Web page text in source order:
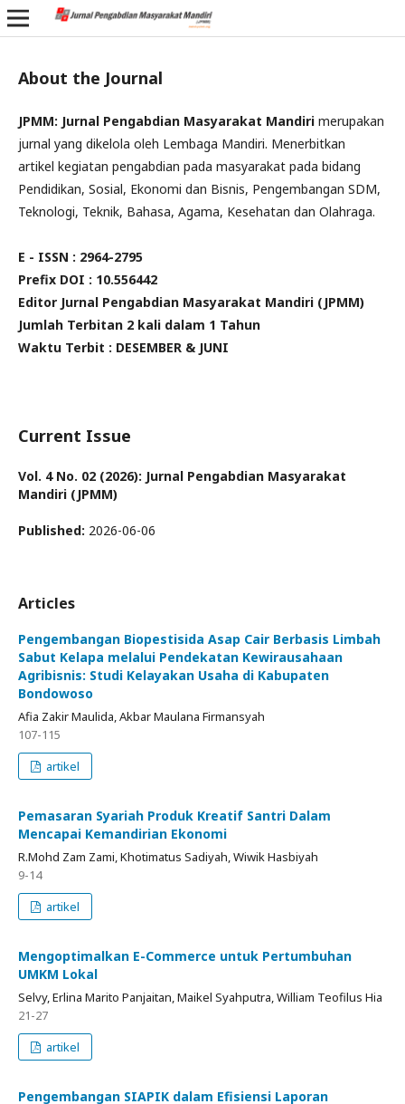
About the Journal
JPMM: Jurnal Pengabdian Masyarakat Mandiri merupakan
jurnal yang dikelola oleh Lembaga Mandiri. Menerbitkan
artikel kegiatan pengabdian pada masyarakat pada bidang
Pendidikan, Sosial, Ekonomi dan Bisnis, Pengembangan SDM,
Teknologi, Teknik, Bahasa, Agama, Kesehatan dan Olahraga.
E - ISSN : 2964-2795
Prefix DOI : 10.556442
Editor Jurnal Pengabdian Masyarakat Mandiri (JPMM)
Jumlah Terbitan 2 kali dalam 1 Tahun
Waktu Terbit : DESEMBER & JUNI
Current Issue
Vol. 4 No. 02 (2026): Jurnal Pengabdian Masyarakat
Mandiri (JPMM)
Published: 2026-06-06
Articles
Pengembangan Biopestisida Asap Cair Berbasis Limbah
Sabut Kelapa melalui Pendekatan Kewirausahaan
Agribisnis: Studi Kelayakan Usaha di Kabupaten
Bondowoso
Afia Zakir Maulida, Akbar Maulana Firmansyah
107-115
artikel
Pemasaran Syariah Produk Kreatif Santri Dalam
Mencapai Kemandirian Ekonomi
R.Mohd Zam Zami, Khotimatus Sadiyah, Wiwik Hasbiyah
9-14
artikel
Mengoptimalkan E-Commerce untuk Pertumbuhan
UMKM Lokal
Selvy, Erlina Marito Panjaitan, Maikel Syahputra, William Teofilus Hia
21-27
artikel
Pengembangan SIAPIK dalam Efisiensi Laporan